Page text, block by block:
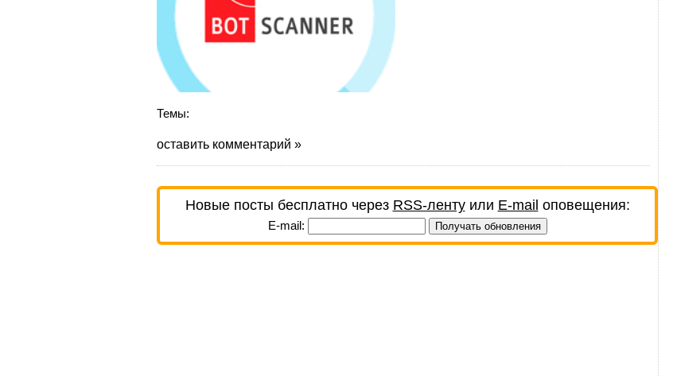
Темы:
оставить комментарий »
Новые посты бесплатно через RSS-лентуили E-mail оповещения:
E-mail: